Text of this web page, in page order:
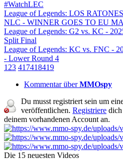
#WatchLEC
League of Legends: LOS
NLC - WINNER GOES TO EU
League of Legends: G2 vs. KC -
Split Final
League of Legends: KC vs. FNC -
- Lower Round 4
1 23 417418419
Kommentar überMMOspy
Du musst registriert sein um
veröffentlichen. Registriere
deinem vorhandenen Account an.
Die 15 neuesten Videos